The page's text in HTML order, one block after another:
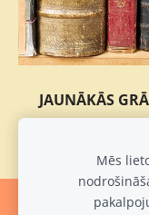
JAUNĀKĀS
Mēs